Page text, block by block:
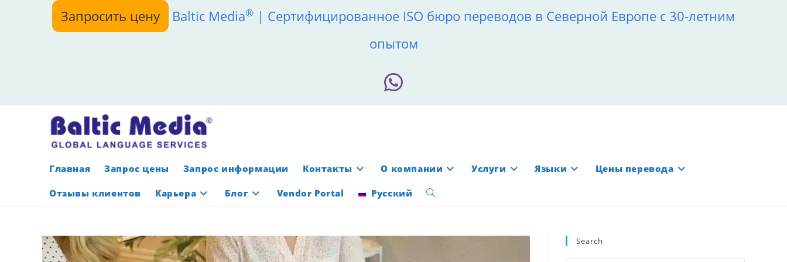
Запросить цену Baltic Media® | Сертифицированное ISO бюро переводов в Северной Европе с 30-летним
опытом
Главная Запрос цены Запрос информации Контакты О компании Услуги Языки
Цены перевода
Отзывы клиентов
Карьера Блог Vendor Portal Русский Переключить
Search